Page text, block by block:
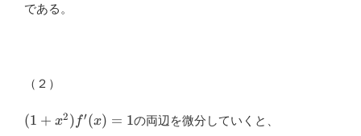
である。
（２）
(1+x^2
(1 + x2 ) f′(x) = 1の両辺を微分していくと、